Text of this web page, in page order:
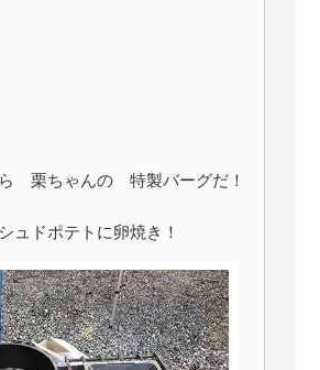
栗ちゃんの 特製バーグだ！
ドポテトに卵焼き！